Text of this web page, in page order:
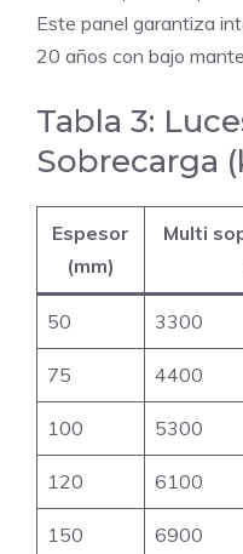
Este panel garantiza
20 años con bajo
Tabla 3:
Sobrecarga
Espesor
(mm)
Multi
50 3300
75 4400
100 5300
120 6100
150 6900